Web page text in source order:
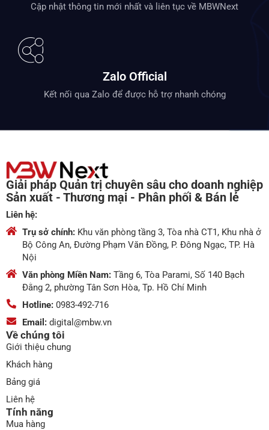
Cập nhật thông tin mới nhất và liên tục về MBWNext
Zalo Official
Kết nối qua Zalo để được hỗ trợ nhanh chóng
Giải pháp Quản trị chuyên sâu cho doanh nghiệp
Sản xuất - Thương mại - Phân phối & Bán lẻ
Liên hệ:
Trụ sở chính: Khu văn phòng tầng 3, Tòa nhà CT1, Khu nhà ở
Bộ Công An, Đường Phạm Văn Đồng, P. Đông Ngạc, TP. Hà
Nội
Văn phòng Miền Nam: Tầng 6, Tòa Parami, Số 140 Bạch
Đằng 2, phường Tân Sơn Hòa, Tp. Hồ Chí Minh
Hotline: 0983-492-716
Email: digital@mbw.vn
Về chúng tôi
Giới thiệu chung
Khách hàng
Bảng giá
Liên hệ
Tính năng
Mua hàng